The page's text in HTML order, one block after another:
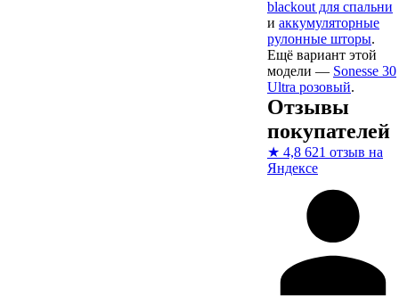
blackout для спальни
и аккумуляторные
рулонные шторы.
Ещё вариант этой
модели — Sonesse 30
Ultra розовый.
Отзывы
покупателей
★ 4,8 621 отзыв на
Яндексе